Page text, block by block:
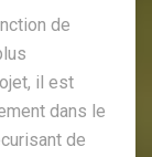
de
il est
dans le
de